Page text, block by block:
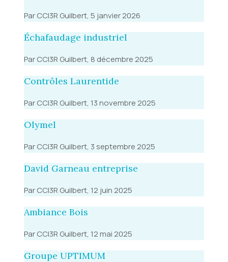
Par CCI3R Guilbert, 5 janvier 2026
Échafaudage industriel
Par CCI3R Guilbert, 8 décembre 2025
Contrôles Laurentide
Par CCI3R Guilbert, 13 novembre 2025
Olymel
Par CCI3R Guilbert, 3 septembre 2025
David Garneau entreprise
Par CCI3R Guilbert, 12 juin 2025
Ambiance Bois
Par CCI3R Guilbert, 12 mai 2025
Groupe UPTIMUM